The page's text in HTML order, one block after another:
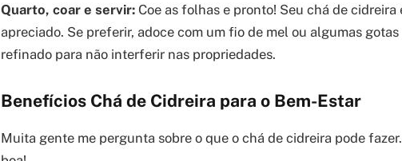
Quarto, coar e servir: Coe as folhas e pronto! Seu chá de
apreciado. Se preferir, adoce com um fio de mel ou algumas
refinado para não interferir nas propriedades.
Benefícios Chá de Cidreira para o Bem-Estar
Muita gente me pergunta sobre o que o chá de cidreira pode